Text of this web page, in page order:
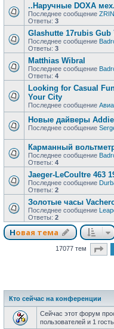
..Наручные DOXA
Последнее сообщение ZRIN
Ответы: 3
Glashutte 17rubis Gub
Последнее сообщение
Ответы: 3
Matthias Wibral
Последнее сообщение
Ответы: 4
Looking for Casual
Your City
Последнее сообщение
Новые дайверы
Последнее сообщение
Карманный
Последнее сообщение
Ответы: 4
Jaeger-LeCoultre 463
Последнее сообщение
Ответы: 2
Золотые часы
Последнее сообщение
Ответы: 2
Новая тема
17077 тем
Кто сейчас на конференции
Сейчас этот форум
пользователей и 1 гость